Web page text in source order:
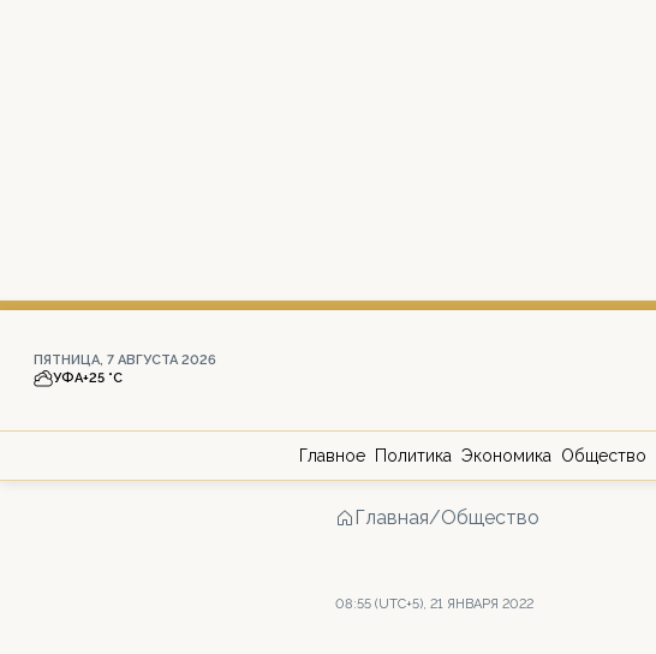
ПЯТНИЦА, 7 АВГУСТА 2026
УФА+25 °С
Главное Политика Экономика Общество
Главная/Общество
08:55 (UTC+5), 21 ЯНВАРЯ 2022